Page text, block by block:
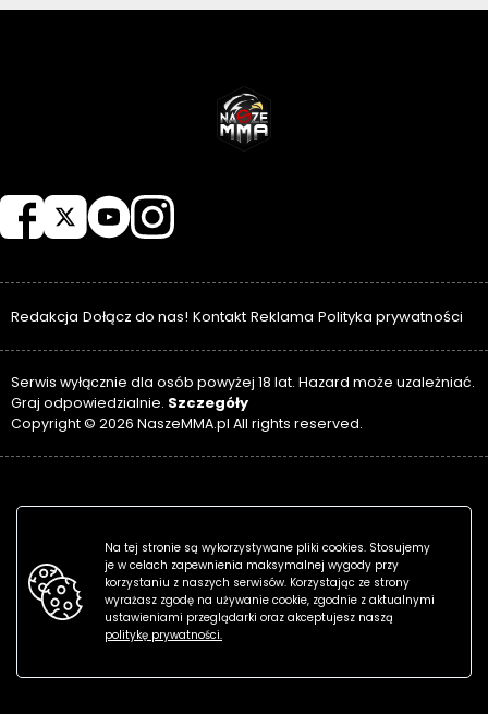
Redakcja Dołącz do nas! Kontakt Reklama Polityka prywatności
Serwis wyłącznie dla osób powyżej 18 lat. Hazard może uzależniać.
Graj odpowiedzialnie. Szczegóły
Copyright © 2026 NaszeMMA.pl All rights reserved.
Na tej stronie są wykorzystywane pliki cookies. Stosujemy
je w celach zapewnienia maksymalnej wygody przy
korzystaniu z naszych serwisów. Korzystając ze strony
wyrażasz zgodę na używanie cookie, zgodnie z aktualnymi
ustawieniami przeglądarki oraz akceptujesz naszą
politykę prywatności.